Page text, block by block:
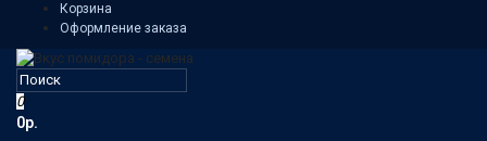
Корзина
Оформление заказа
0
0р.